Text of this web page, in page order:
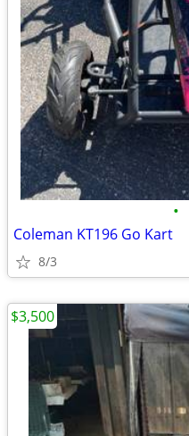
•
Coleman KT196 Go Kart
8/3
$3,500